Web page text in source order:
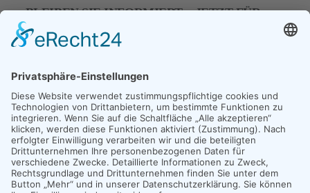
BLEIBEN SIE INFORMIERT – JETZT FÜR
UNSEREN NEWSLETER ANMELDEN
E-Mail*